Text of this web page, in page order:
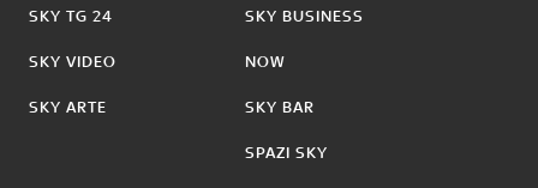
SKY TG 24
SKY VIDEO
SKY ARTE
SKY BUSINESS
NOW
SKY BAR
SPAZI SKY